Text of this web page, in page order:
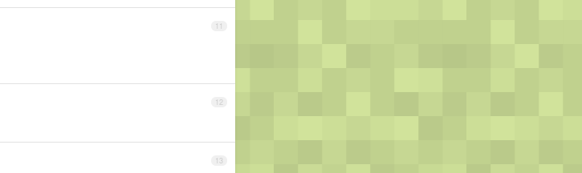
11
12
13